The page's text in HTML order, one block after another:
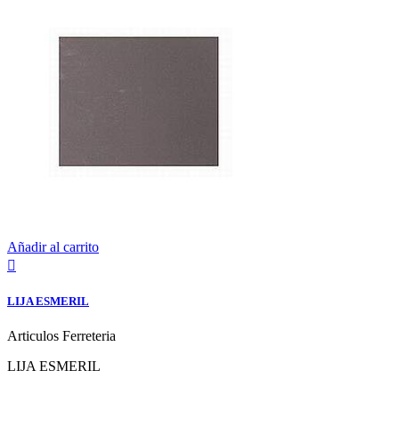
Añadir al carrito

LIJA ESMERIL
Articulos Ferreteria
LIJA ESMERIL